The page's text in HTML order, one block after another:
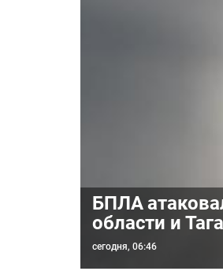
БПЛА
области и
сегодня, 06:46